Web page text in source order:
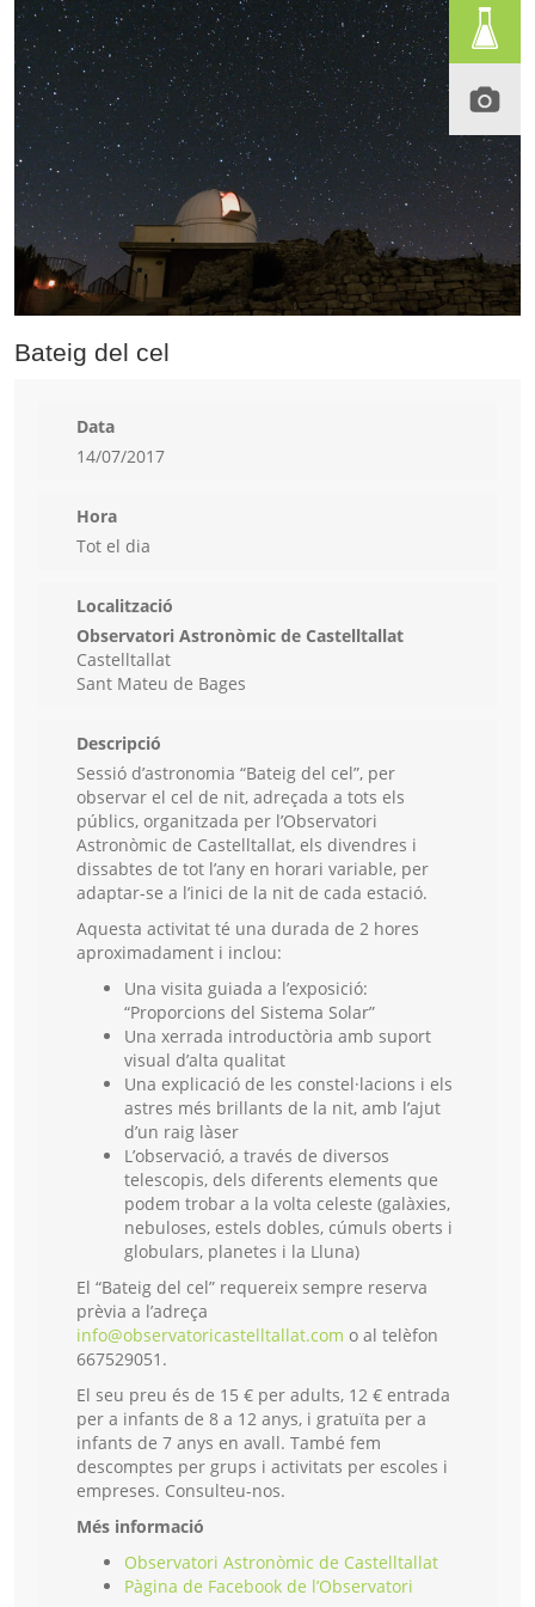
Bateig del cel
Data
14/07/2017
Hora
Tot el dia
Localització
Observatori Astronòmic de Castelltallat
Castelltallat
Sant Mateu de Bages
Descripció
Sessió d’astronomia “Bateig del cel”, per
observar el cel de nit, adreçada a tots els
públics, organitzada per l’Observatori
Astronòmic de Castelltallat, els divendres i
dissabtes de tot l’any en horari variable, per
adaptar-se a l’inici de la nit de cada estació.
Aquesta activitat té una durada de 2 hores
aproximadament i inclou:
Una visita guiada a l’exposició:
“Proporcions del Sistema Solar”
Una xerrada introductòria amb suport
visual d’alta qualitat
Una explicació de les constel·lacions i els
astres més brillants de la nit, amb l’ajut
d’un raig làser
L’observació, a través de diversos
telescopis, dels diferents elements que
podem trobar a la volta celeste (galàxies,
nebuloses, estels dobles, cúmuls oberts i
globulars, planetes i la Lluna)
El “Bateig del cel” requereix sempre reserva
prèvia a l’adreça
info@observatoricastelltallat.com o al telèfon
667529051.
El seu preu és de 15 € per adults, 12 € entrada
per a infants de 8 a 12 anys, i gratuïta per a
infants de 7 anys en avall. També fem
descomptes per grups i activitats per escoles i
empreses. Consulteu-nos.
Més informació
Observatori Astronòmic de Castelltallat
Pàgina de Facebook de l’Observatori